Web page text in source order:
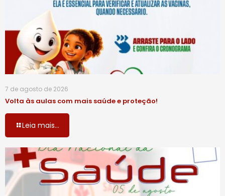
7 de agosto de 2026
Volta às aulas com mais saúde e proteção!
Leia mais...